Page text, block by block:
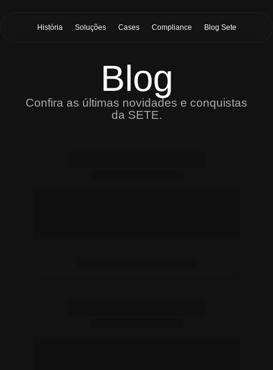
História Soluções Cases Compliance Blog Sete
Blog
Confira as últimas novidades e conquistas
da SETE.